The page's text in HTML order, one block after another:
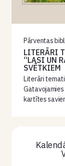
Pārventas
LITERĀRI
“LASI UN
SVĒTKIEM
Literāri
kartītes